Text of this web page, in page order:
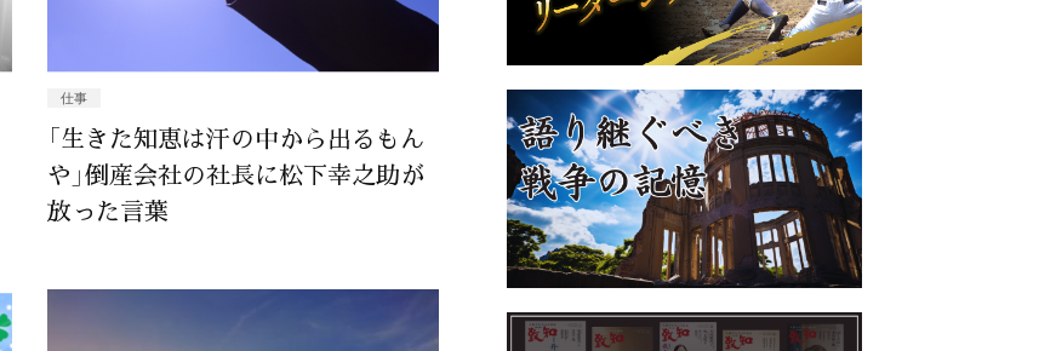
仕事
「生きた知恵は汗の中から出るもん
や」倒産会社の社長に松下幸之助が
放った言葉